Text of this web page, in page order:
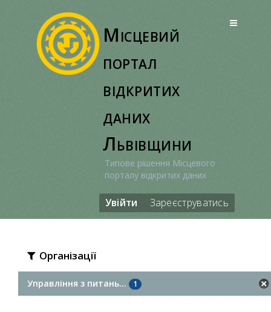
Місцевий
портал
відкритих
даних
Львівщини
Типове рішення Місцевого
порталу відкритих даних
Увійти Зареєструватись
Організації
Управління з питань... 1